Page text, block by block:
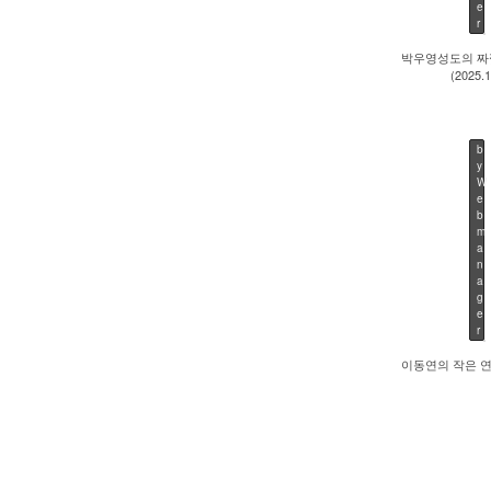
e
r
2
0
2
박우영성도의
b
y
W
e
b
m
a
n
a
g
e
r
이동연의 작은